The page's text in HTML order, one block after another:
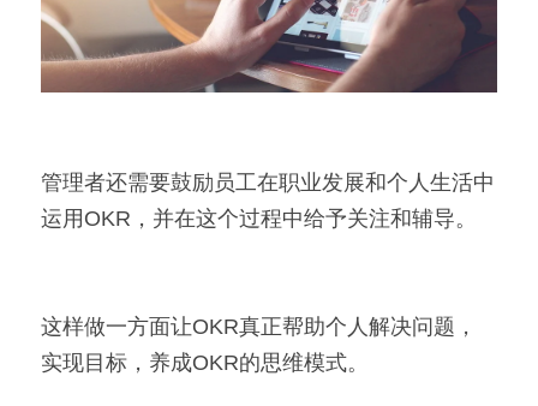
管理者还需要鼓励员工在职业发展和个人生活中
运用OKR，并在这个过程中给予关注和辅导。
这样做一方面让OKR真正帮助个人解决问题，
实现目标，养成OKR的思维模式。